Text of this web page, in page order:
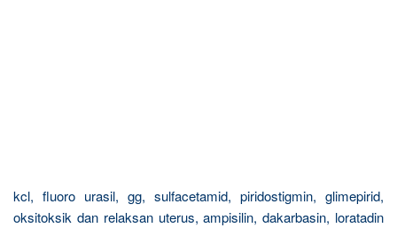
kcl, fluoro urasil, gg, sulfacetamid, piridostigmin, glimepirid,
oksitoksik dan relaksan uterus, ampisilin, dakarbasin, loratadin